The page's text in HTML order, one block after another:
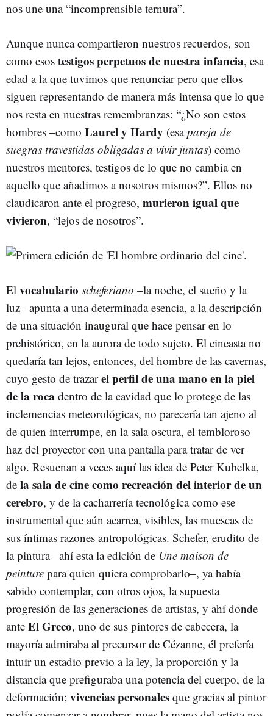
nos une una “incomprensible ternura”.
Aunque nunca compartieron nuestros recuerdos, son
como esos testigos perpetuos de nuestra infancia, esa
edad a la que tuvimos que renunciar pero que ellos
siguen representando de manera más intensa que lo que
nos resta en nuestras remembranzas: “¿No son estos
hombres –como Laurel y Hardy (esapareja de
suegras travestidas obligadas a vivir juntas) como
nuestros mentores, testigos de lo que no cambia en
aquello que añadimos a nosotros mismos?”. Ellos no
claudicaron ante el progreso, murieron igual que
vivieron, “lejos de nosotros”.
El vocabulario scheferiano –la noche, el sueño y la
luz– apunta a una determinada esencia, a la descripción
de una situación inaugural que hace pensar en lo
prehistórico, en la aurora de todo sujeto. El cineasta no
quedaría tan lejos, entonces, del hombre de las cavernas,
cuyo gesto de trazarel perfil de una mano en la piel
de la roca dentro de la cavidad que lo protege de las
inclemencias meteorológicas, no parecería tan ajeno al
de quien interrumpe, en la sala oscura, el tembloroso
haz del proyector con una pantalla para tratar de ver
algo. Resuenan a veces aquí las idea de Peter Kubelka,
de la sala de cine como recreación del interior de un
cerebro, y de la cacharrería tecnológica como ese
instrumental que aún acarrea, visibles, las muescas de
sus íntimas razones antropológicas. Schefer, erudito de
la pintura –ahí esta la edición de Une maison de
peinture para quien quiera comprobarlo–, ya había
sabido contemplar, con otros ojos, la supuesta
progresión de las generaciones de artistas, y ahí donde
ante El Greco, uno de sus pintores de cabecera, la
mayoría admiraba al precursor de Cézanne, él prefería
intuir un estadio previo a la ley, la proporción y la
distancia que prefiguraba una potencia del cuerpo, de la
deformación; vivencias personales que gracias al pintor